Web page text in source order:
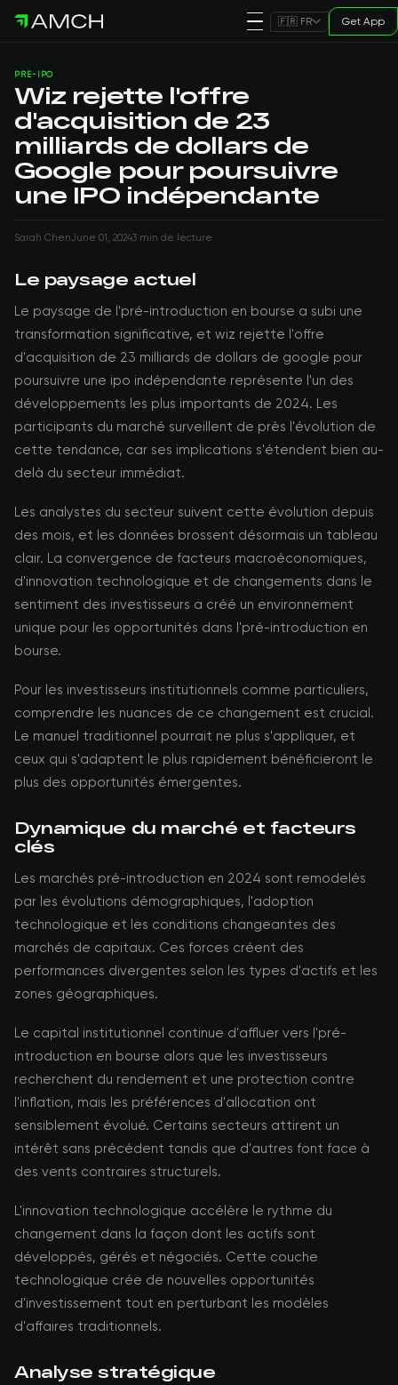
🇫🇷 FR Get App
PRE-IPO
Wiz rejette l'offre
d'acquisition de 23
milliards de dollars de
Google pour poursuivre
une IPO indépendante
Sarah ChenJune 01, 20243 min de lecture
Le paysage actuel
Le paysage de l'pré-introduction en bourse a subi une
transformation significative, et wiz rejette l'offre
d'acquisition de 23 milliards de dollars de google pour
poursuivre une ipo indépendante représente l'un des
développements les plus importants de 2024. Les
participants du marché surveillent de près l'évolution de
cette tendance, car ses implications s'étendent bien au-
delà du secteur immédiat.
Les analystes du secteur suivent cette évolution depuis
des mois, et les données brossent désormais un tableau
clair. La convergence de facteurs macroéconomiques,
d'innovation technologique et de changements dans le
sentiment des investisseurs a créé un environnement
unique pour les opportunités dans l'pré-introduction en
bourse.
Pour les investisseurs institutionnels comme particuliers,
comprendre les nuances de ce changement est crucial.
Le manuel traditionnel pourrait ne plus s'appliquer, et
ceux qui s'adaptent le plus rapidement bénéficieront le
plus des opportunités émergentes.
Dynamique du marché et facteurs
clés
Les marchés pré-introduction en 2024 sont remodelés
par les évolutions démographiques, l'adoption
technologique et les conditions changeantes des
marchés de capitaux. Ces forces créent des
performances divergentes selon les types d'actifs et les
zones géographiques.
Le capital institutionnel continue d'affluer vers l'pré-
introduction en bourse alors que les investisseurs
recherchent du rendement et une protection contre
l'inflation, mais les préférences d'allocation ont
sensiblement évolué. Certains secteurs attirent un
intérêt sans précédent tandis que d'autres font face à
des vents contraires structurels.
L'innovation technologique accélère le rythme du
changement dans la façon dont les actifs sont
développés, gérés et négociés. Cette couche
technologique crée de nouvelles opportunités
d'investissement tout en perturbant les modèles
d'affaires traditionnels.
Analyse stratégique